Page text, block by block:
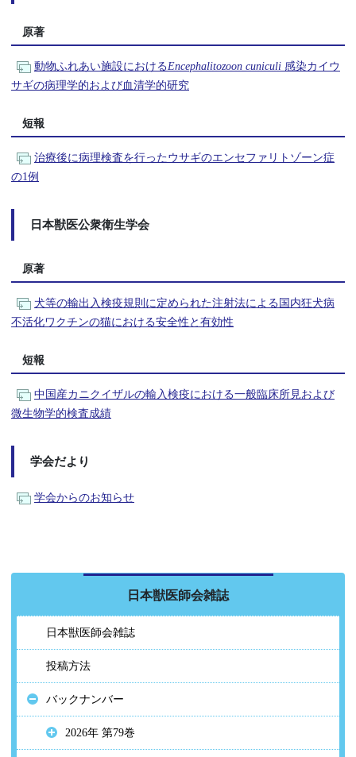
原著
動物ふれあい施設におけるEncephalitozoon cuniculi 感染カイウ
サギの病理学的および血清学的研究
短報
治療後に病理検査を行ったウサギのエンセファリトゾーン症
の1例
日本獣医公衆衛生学会
原著
犬等の輸出入検疫規則に定められた注射法による国内狂犬病
不活化ワクチンの猫における安全性と有効性
短報
中国産カニクイザルの輸入検疫における一般臨床所見および
微生物学的検査成績
学会だより
学会からのお知らせ
日本獣医師会雑誌
日本獣医師会雑誌
投稿方法
バックナンバー
2026年 第79巻